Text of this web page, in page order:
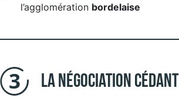
l’agglomération bordelaise
La négociation cédant